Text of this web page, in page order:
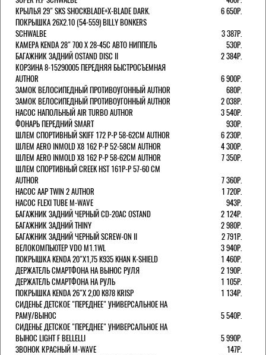
КРЫЛЬЯ 29" SKS SHOCKBLADE+X-BLADE DARK.
6 650Р.
ПОКРЫШКА 26X2.10 (54-559) BILLY BONKERS
SCHWALBE
3 387Р.
КАМЕРА KENDA 28" 700 Х 28-45С АВТО НИППЕЛЬ
530Р.
БАГАЖНИК ЗАДНИЙ OSTAND DISC II
2 384Р.
КОРЗИНА 8-15290005 ПЕРЕДНЯЯ БЫСТРОСЪЕМНАЯ
AUTHOR
6 900Р.
ЗАМОК ВЕЛОСИПЕДНЫЙ ПРОТИВОУГОННЫЙ AUTHOR
680Р.
ЗАМОК ВЕЛОСИПЕДНЫЙ ПРОТИВОУГОННЫЙ AUTHOR
2 038Р.
НАСОС НАПОЛЬНЫЙ AIR TURBO AUTHOR
3 540Р.
ФОНАРЬ ПЕРЕДНИЙ SMART
930Р.
ШЛЕМ СПОРТИВНЫЙ SKIFF 172 Р-Р 58-62СМ AUTHOR
6 230Р.
ШЛЕМ AERO INMOLD X8 162 Р-Р 52-58СМ AUTHOR
4 300Р.
ШЛЕМ AERO INMOLD X8 162 Р-Р 58-62СМ AUTHOR
7 350Р.
ШЛЕМ СПОРТИВНЫЙ CREEK HST 161Р-Р 57-60 СМ
AUTHOR
7 360Р.
НАСОС AAP TWIN 2 AUTHOR
1 720Р.
НАСОС FLEXI TUBE M-WAVE
943Р.
БАГАЖНИК ЗАДНИЙ ЧЕРНЫЙ СD-20AC OSTAND
2 124Р.
БАГАЖНИК ЗАДНИЙ THINY
2 980Р.
БАГАЖНИК ЗАДНИЙ ЧЕРНЫЙ SCREW-ON II
2 791Р.
ВЕЛОКОМПЬЮТЕР VDO M1.1WL
3 940Р.
ПОКРЫШКА KENDA 20"Х1,75 K935 KHAN K-SHIELD
1 460Р.
ДЕРЖАТЕЛЬ СМАРТФОНА НА ВЫНОС РУЛЯ
2 190Р.
ДЕРЖАТЕЛЬ СМАРТФОНА НА РУЛЬ
1 105Р.
ПОКРЫШКА KENDA 26"Х 2,00 K878 KRISP
1 134Р.
СИДЕНЬЕ ДЕТСКОЕ "ПЕРЕДНЕЕ" УНИВЕРСАЛЬНОЕ НА
РАМУ/ВЫНОС
5 540Р.
СИДЕНЬЕ ДЕТСКОЕ "ПЕРЕДНЕЕ" УНИВЕРСАЛЬНОЕ НА
ВЫНОС LIGHT F BELLELLI
5 990Р.
ЗВОНОК КРАСНЫЙ M-WAVE
147Р.